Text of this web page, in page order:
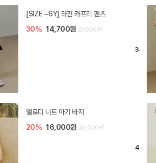
[SIZE ~6Y] 라핀 카프리 팬츠
30% 14,700원 21,000원
엘로디 니트 아기 바지
20% 16,000원 20,000원